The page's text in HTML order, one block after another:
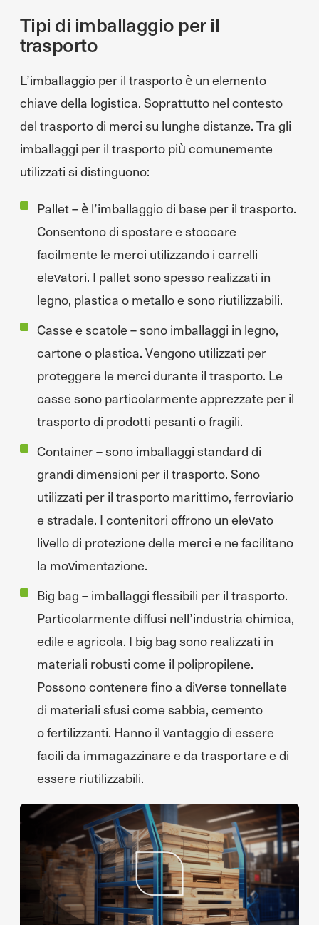
Tipi di imballaggio per il
trasporto
L’imballaggio per il trasporto è un elemento
chiave della logistica. Soprattutto nel contesto
del trasporto di merci su lunghe distanze. Tra gli
imballaggi per il trasporto più comunemente
utilizzati si distinguono:
Pallet – è l’imballaggio di base per il trasporto.
Consentono di spostare e stoccare
facilmente le merci utilizzando i carrelli
elevatori. I pallet sono spesso realizzati in
legno, plastica o metallo e sono riutilizzabili.
Casse e scatole – sono imballaggi in legno,
cartone o plastica. Vengono utilizzati per
proteggere le merci durante il trasporto. Le
casse sono particolarmente apprezzate per il
trasporto di prodotti pesanti o fragili.
Container – sono imballaggi standard di
grandi dimensioni per il trasporto. Sono
utilizzati per il trasporto marittimo, ferroviario
e stradale. I contenitori offrono un elevato
livello di protezione delle merci e ne facilitano
la movimentazione.
Big bag – imballaggi flessibili per il trasporto.
Particolarmente diffusi nell’industria chimica,
edile e agricola. I big bag sono realizzati in
materiali robusti come il polipropilene.
Possono contenere fino a diverse tonnellate
di materiali sfusi come sabbia, cemento
o fertilizzanti. Hanno il vantaggio di essere
facili da immagazzinare e da trasportare e di
essere riutilizzabili.